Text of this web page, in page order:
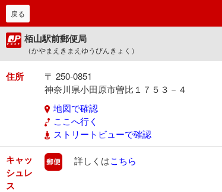
戻る
栢山駅前郵便局
（かやまえきまえゆうびんきょく）
住所
〒 250-0851
神奈川県小田原市曽比１７５３－４
地図で確認
ここへ行く
ストリートビューで確認
キャッ
シュレ
ス
郵便
詳しくはこちら